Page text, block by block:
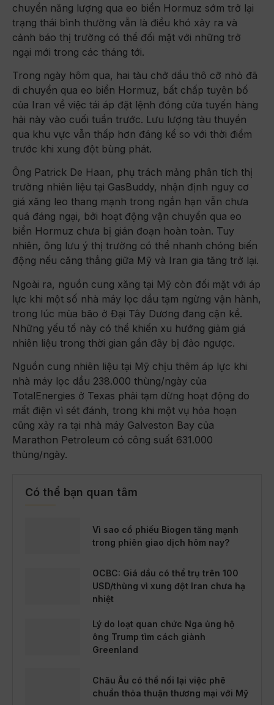
chuyển năng lượng qua eo biển Hormuz sớm trở lại
trạng thái bình thường vẫn là điều khó xảy ra và
cảnh báo thị trường có thể đối mặt với những trở
ngại mới trong các tháng tới.
Trong ngày hôm qua, hai tàu chở dầu thô cỡ nhỏ đã
di chuyển qua eo biển Hormuz, bất chấp tuyên bố
của Iran về việc tái áp đặt lệnh đóng cửa tuyến hàng
hải này vào cuối tuần trước. Lưu lượng tàu thuyền
qua khu vực vẫn thấp hơn đáng kể so với thời điểm
trước khi xung đột bùng phát.
Ông Patrick De Haan, phụ trách mảng phân tích thị
trường nhiên liệu tại GasBuddy, nhận định nguy cơ
giá xăng leo thang mạnh trong ngắn hạn vẫn chưa
quá đáng ngại, bởi hoạt động vận chuyển qua eo
biển Hormuz chưa bị gián đoạn hoàn toàn. Tuy
nhiên, ông lưu ý thị trường có thể nhanh chóng biến
động nếu căng thẳng giữa Mỹ và Iran gia tăng trở lại.
Ngoài ra, nguồn cung xăng tại Mỹ còn đối mặt với áp
lực khi một số nhà máy lọc dầu tạm ngừng vận hành,
trong lúc mùa bão ở Đại Tây Dương đang cận kề.
Những yếu tố này có thể khiến xu hướng giảm giá
nhiên liệu trong thời gian gần đây bị đảo ngược.
Nguồn cung nhiên liệu tại Mỹ chịu thêm áp lực khi
nhà máy lọc dầu 238.000 thùng/ngày của
TotalEnergies ở Texas phải tạm dừng hoạt động do
mất điện vì sét đánh, trong khi một vụ hỏa hoạn
cũng xảy ra tại nhà máy Galveston Bay của
Marathon Petroleum có công suất 631.000
thùng/ngày.
Có thể bạn quan tâm
Vì sao cổ phiếu Biogen tăng mạnh
trong phiên giao dịch hôm nay?
OCBC: Giá dầu có thể trụ trên 100
USD/thùng vì xung đột Iran chưa hạ
nhiệt
Lý do loạt quan chức Nga ủng hộ
ông Trump tìm cách giành
Greenland
Châu Âu có thể nối lại việc phê
chuẩn thỏa thuận thương mại với Mỹ